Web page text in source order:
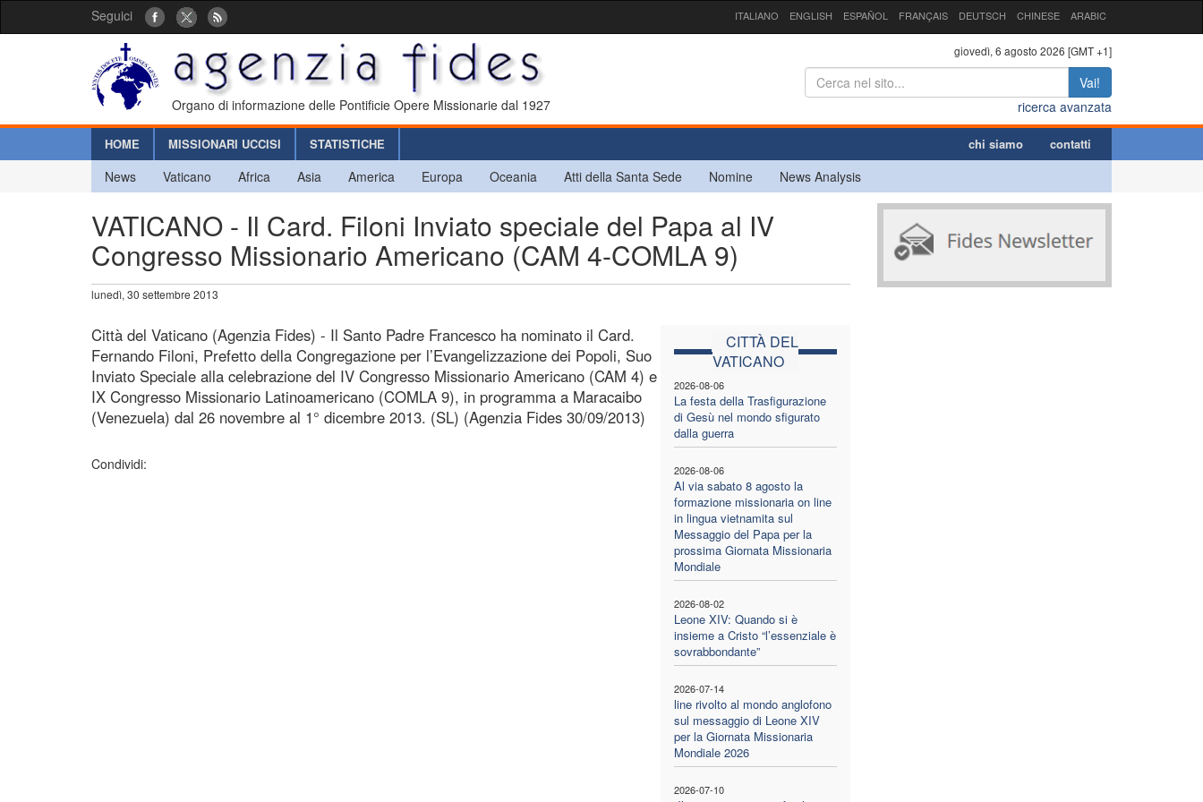
Seguici ITALIANO ENGLISH ESPAÑOL FRANÇAIS DEUTSCH CHINESE ARABIC
Organo di informazione delle Pontificie Opere Missionarie dal 1927
giovedì, 6 agosto 2026 [GMT +1]
Vai!
ricerca avanzata
HOME MISSIONARI UCCISI STATISTICHE chi siamo contatti
News Vaticano Africa Asia America Europa Oceania Atti della Santa Sede Nomine News Analysis
VATICANO - Il Card. Filoni Inviato speciale del Papa al IV
Congresso Missionario Americano (CAM 4-COMLA 9)
lunedì, 30 settembre 2013
CITTÀ DEL
VATICANO
2026-08-06
La festa della Trasfigurazione
di Gesù nel mondo sfigurato
dalla guerra
2026-08-06
Al via sabato 8 agosto la
formazione missionaria on line
in lingua vietnamita sul
Messaggio del Papa per la
prossima Giornata Missionaria
Mondiale
2026-08-02
Leone XIV: Quando si è
insieme a Cristo “l’essenziale è
sovrabbondante”
2026-07-14
line rivolto al mondo anglofono
sul messaggio di Leone XIV
per la Giornata Missionaria
Mondiale 2026
2026-07-10
Città del Vaticano (Agenzia Fides) - Il Santo Padre Francesco ha nominato il Card.
Fernando Filoni, Prefetto della Congregazione per l’Evangelizzazione dei Popoli, Suo
Inviato Speciale alla celebrazione del IV Congresso Missionario Americano (CAM 4) e
IX Congresso Missionario Latinoamericano (COMLA 9), in programma a Maracaibo
(Venezuela) dal 26 novembre al 1° dicembre 2013. (SL) (Agenzia Fides 30/09/2013)
Condividi: